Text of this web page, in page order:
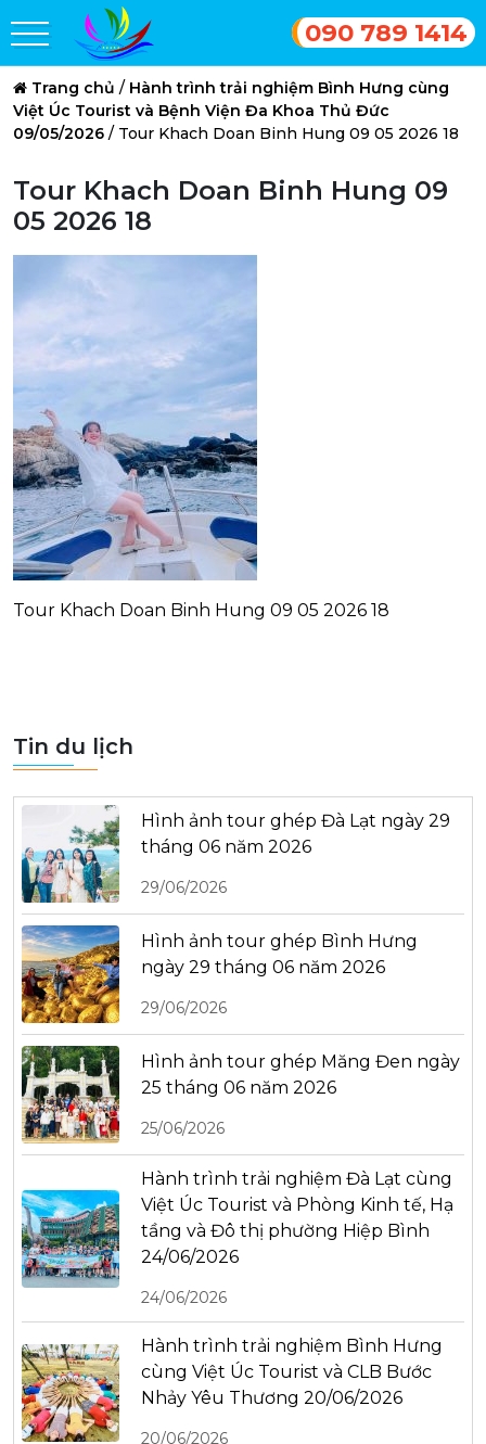
090 789 1414
Trang chủ / Hành trình trải nghiệm Bình Hưng cùng
Việt Úc Tourist và Bệnh Viện Đa Khoa Thủ Đức
09/05/2026 / Tour Khach Doan Binh Hung 09 05 2026 18
Tour Khach Doan Binh Hung 09
05 2026 18
Tour Khach Doan Binh Hung 09 05 2026 18
Tin du lịch
Hình ảnh tour ghép Đà Lạt ngày 29
tháng 06 năm 2026
29/06/2026
Hình ảnh tour ghép Bình Hưng
ngày 29 tháng 06 năm 2026
29/06/2026
Hình ảnh tour ghép Măng Đen ngày
25 tháng 06 năm 2026
25/06/2026
Hành trình trải nghiệm Đà Lạt cùng
Việt Úc Tourist và Phòng Kinh tế, Hạ
tầng và Đô thị phường Hiệp Bình
24/06/2026
24/06/2026
Hành trình trải nghiệm Bình Hưng
cùng Việt Úc Tourist và CLB Bước
Nhảy Yêu Thương 20/06/2026
20/06/2026